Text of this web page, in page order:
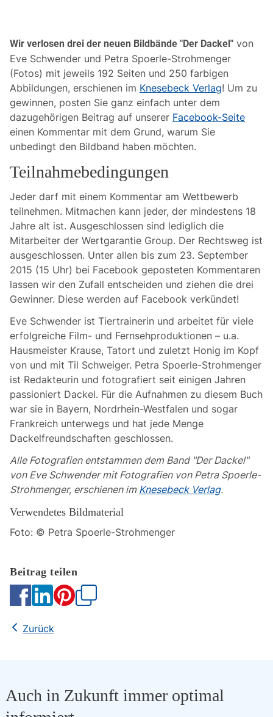
Wir verlosen drei der neuen Bildbände "Der Dackel" von
Eve Schwender und Petra Spoerle-Strohmenger
(Fotos) mit jeweils 192 Seiten und 250 farbigen
Abbildungen, erschienen im Knesebeck Verlag! Um zu
gewinnen, posten Sie ganz einfach unter dem
dazugehörigen Beitrag auf unserer Facebook-Seite
einen Kommentar mit dem Grund, warum Sie
unbedingt den Bildband haben möchten.
Teilnahmebedingungen
Jeder darf mit einem Kommentar am Wettbewerb
teilnehmen. Mitmachen kann jeder, der mindestens 18
Jahre alt ist. Ausgeschlossen sind lediglich die
Mitarbeiter der Wertgarantie Group. Der Rechtsweg ist
ausgeschlossen. Unter allen bis zum 23. September
2015 (15 Uhr) bei Facebook geposteten Kommentaren
lassen wir den Zufall entscheiden und ziehen die drei
Gewinner. Diese werden auf Facebook verkündet!
Eve Schwender ist Tiertrainerin und arbeitet für viele
erfolgreiche Film- und Fernsehproduktionen – u.a.
Hausmeister Krause, Tatort und zuletzt Honig im Kopf
von und mit Til Schweiger. Petra Spoerle-Strohmenger
ist Redakteurin und fotografiert seit einigen Jahren
passioniert Dackel. Für die Aufnahmen zu diesem Buch
war sie in Bayern, Nordrhein-Westfalen und sogar
Frankreich unterwegs und hat jede Menge
Dackelfreundschaften geschlossen.
Alle Fotografien entstammen dem Band "Der Dackel"
von Eve Schwender mit Fotografien von Petra Spoerle-
Strohmenger, erschienen im Knesebeck Verlag.
Verwendetes Bildmaterial
Foto: © Petra Spoerle-Strohmenger
Zurück
Auch in Zukunft immer optimal